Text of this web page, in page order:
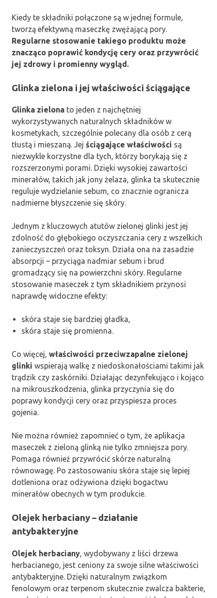
Kiedy te składniki połączone są w jednej formule,
tworzą efektywną maseczkę zwężającą pory.
Regularne stosowanie takiego produktu może
znacząco poprawić kondycję cery oraz przywrócić
jej zdrowy i promienny wygląd.
Glinka zielona i jej właściwości ściągające
Glinka zielona to jeden z najchętniej
wykorzystywanych naturalnych składników w
kosmetykach, szczególnie polecany dla osób z cerą
tłustą i mieszaną. Jej ściągające właściwości są
niezwykle korzystne dla tych, którzy borykają się z
rozszerzonymi porami. Dzięki wysokiej zawartości
minerałów, takich jak jony żelaza, glinka ta skutecznie
reguluje wydzielanie sebum, co znacznie ogranicza
nadmierne błyszczenie się skóry.
Jednym z kluczowych atutów zielonej glinki jest jej
zdolność do głębokiego oczyszczania cery z wszelkich
zanieczyszczeń oraz toksyn. Działa ona na zasadzie
absorpcji – przyciąga nadmiar sebum i brud
gromadzący się na powierzchni skóry. Regularne
stosowanie maseczek z tym składnikiem przynosi
naprawdę widoczne efekty:
skóra staje się bardziej gładka,
skóra staje się promienna.
Co więcej, właściwości przeciwzapalne zielonej
glinki wspierają walkę z niedoskonałościami takimi jak
trądzik czy zaskórniki. Działając dezynfekująco i kojąco
na mikrouszkodzenia, glinka przyczynia się do
poprawy kondycji cery oraz przyspiesza proces
gojenia.
Nie można również zapomnieć o tym, że aplikacja
maseczek z zieloną glinką nie tylko zmniejsza pory.
Pomaga również przywrócić skórze naturalną
równowagę. Po zastosowaniu skóra staje się lepiej
dotleniona oraz odżywiona dzięki bogactwu
minerałów obecnych w tym produkcie.
Olejek herbaciany – działanie
antybakteryjne
Olejek herbaciany, wydobywany z liści drzewa
herbacianego, jest ceniony za swoje silne właściwości
antybakteryjne. Dzięki naturalnym związkom
fenolowym oraz terpenom skutecznie zwalcza bakterie,